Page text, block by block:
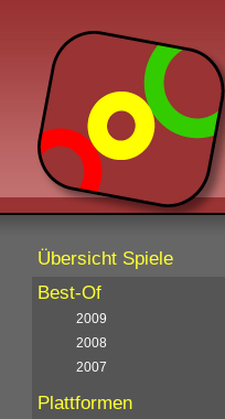
Übersicht Spiele
Best-Of
2009
2008
2007
Plattformen